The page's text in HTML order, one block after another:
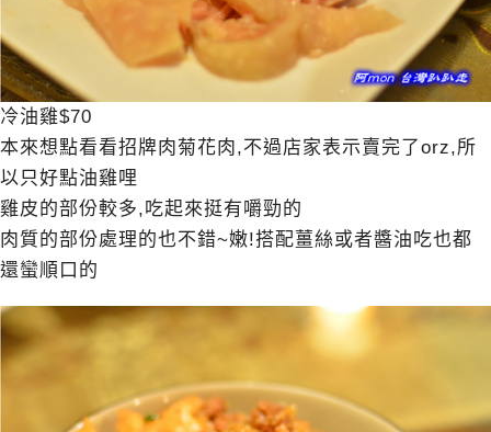
冷油雞$70
本來想點看看招牌肉菊花肉,不過店家表示賣完了orz,所
以只好點油雞哩
雞皮的部份較多,吃起來挺有嚼勁的
肉質的部份處理的也不錯~嫩!搭配薑絲或者醬油吃也都
還蠻順口的